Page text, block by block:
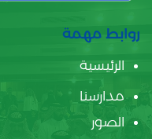
روابط مهمة
الرئيسية
مدارسنا
الصور